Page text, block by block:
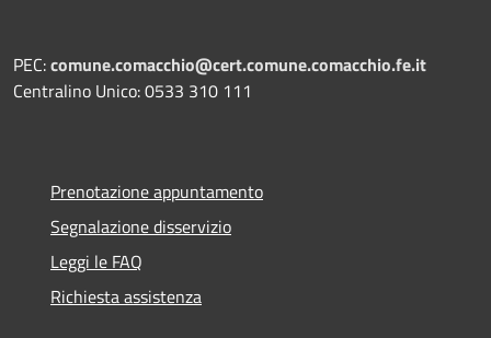
PEC:comune.comacchio@cert.comune.comacchio.fe.it
Centralino Unico: 0533 310 111
Prenotazione appuntamento
Segnalazione disservizio
Leggi le FAQ
Richiesta assistenza